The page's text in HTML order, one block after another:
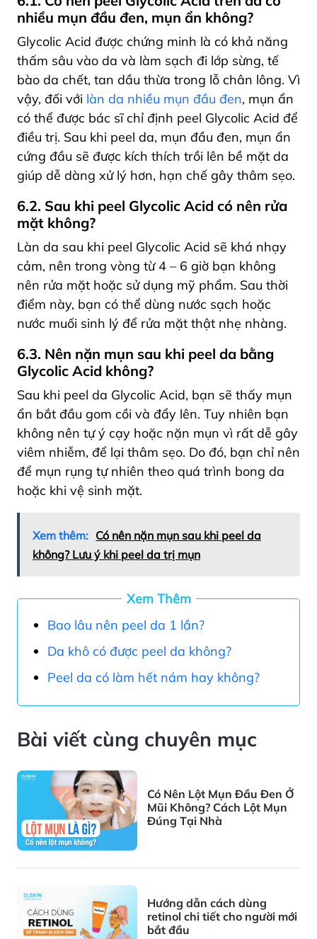
nhiều mụn đầu đen, mụn ẩn không?
Glycolic Acid được chứng minh là có khả năng
thấm sâu vào da và làm sạch đi lớp sừng, tế
bào da chết, tan dầu thừa trong lỗ chân lông. Vì
vậy, đối với làn da nhiều mụn đầu đen, mụn ẩn
có thể được bác sĩ chỉ định peel Glycolic Acid để
điều trị. Sau khi peel da, mụn đầu đen, mụn ẩn
cứng đầu sẽ được kích thích trồi lên bề mặt da
giúp dễ dàng xử lý hơn, hạn chế gây thâm sẹo.
6.2. Sau khi peel Glycolic Acid có nên rửa
mặt không?
Làn da sau khi peel Glycolic Acid sẽ khá nhạy
cảm, nên trong vòng từ 4 – 6 giờ bạn không
nên rửa mặt hoặc sử dụng mỹ phẩm. Sau thời
điểm này, bạn có thể dùng nước sạch hoặc
nước muối sinh lý để rửa mặt thật nhẹ nhàng.
6.3. Nên nặn mụn sau khi peel da bằng
Glycolic Acid không?
Sau khi peel da Glycolic Acid, bạn sẽ thấy mụn
ẩn bắt đầu gom cồi và đẩy lên. Tuy nhiên bạn
không nên tự ý cạy hoặc nặn mụn vì rất dễ gây
viêm nhiễm, để lại thâm sẹo. Do đó, bạn chỉ nên
để mụn rụng tự nhiên theo quá trình bong da
hoặc khi vệ sinh mặt.
Xem thêm: Có nên nặn mụn sau khi peel da
không? Lưu ý khi peel da trị mụn
Xem Thêm
Bao lâu nên peel da 1 lần?
Da khô có được peel da không?
Peel da có làm hết nám hay không?
Bài viết cùng chuyên mục
Có Nên Lột Mụn Đầu Đen Ở
Mũi Không? Cách Lột Mụn
Đúng Tại Nhà
Hướng dẫn cách dùng
retinol chi tiết cho người mới
bắt đầu